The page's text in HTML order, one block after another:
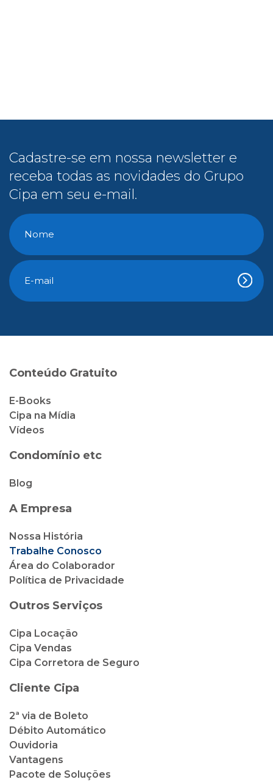
Cadastre-se em nossa newsletter e
receba todas as novidades do Grupo
Cipa em seu e-mail.
Conteúdo Gratuito
E-Books
Cipa na Mídia
Vídeos
Condomínio etc
Blog
A Empresa
Nossa História
Trabalhe Conosco
Área do Colaborador
Política de Privacidade
Outros Serviços
Cipa Locação
Cipa Vendas
Cipa Corretora de Seguro
Cliente Cipa
2ª via de Boleto
Débito Automático
Ouvidoria
Vantagens
Pacote de Soluções